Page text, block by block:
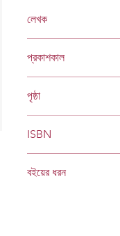
লেখক
প্রকাশকাল
পৃষ্ঠা
ISBN
বইয়ের ধরন